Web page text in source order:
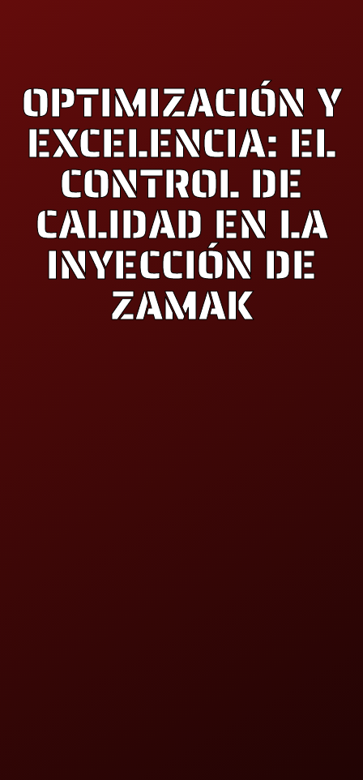
OPTIMIZACIÓN Y
EXCELENCIA: EL
CONTROL DE
CALIDAD EN LA
INYECCIÓN DE
ZAMAK